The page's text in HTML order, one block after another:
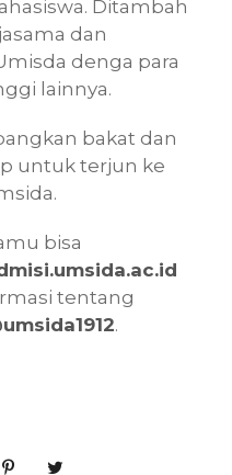
Ditambah
dan
denga para
lainnya.
bakat dan
untuk terjun ke
bisa
tentang
.